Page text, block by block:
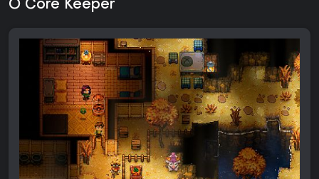
O Core Keeper